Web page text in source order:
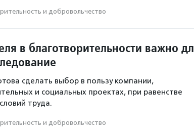
и доброволь­чест­во
в благотворительности важно
сделать выбор в пользу компании,
и социальных проектах, при равенстве
труда.
и доброволь­чест­во